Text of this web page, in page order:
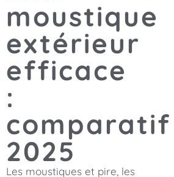
moustique
extérieur
efficace
:
comparatif
2025
Les moustiques et pire, les